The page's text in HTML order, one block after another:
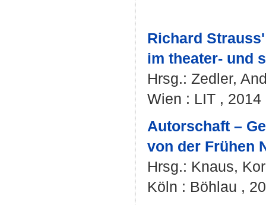
Richard
im theater- und
Hrsg.: Zedler,
Wien : LIT , 2014
Autorschaft –
von der Frühen
Hrsg.: Knaus,
Köln : Böhlau ,